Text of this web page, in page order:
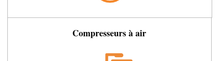
Compresseurs à air